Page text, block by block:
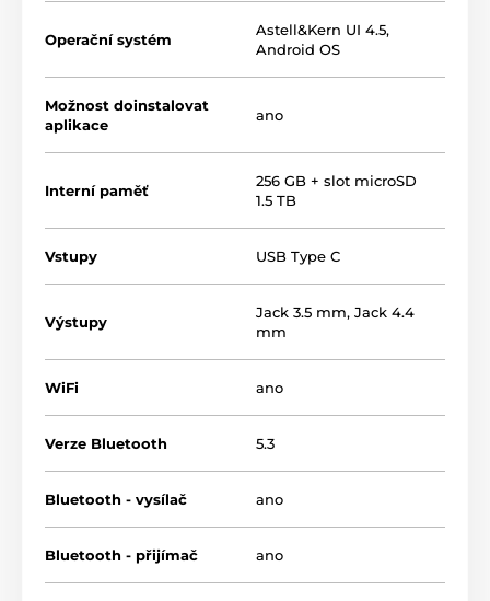
Operační systém
Astell&Kern UI 4.5,
Android OS
Možnost doinstalovat
aplikace
ano
Interní paměť
256 GB + slot microSD
1.5 TB
Vstupy USB Type C
Výstupy
Jack 3.5 mm, Jack 4.4
mm
WiFi ano
Verze Bluetooth 5.3
Bluetooth - vysílač ano
Bluetooth - přijímač ano